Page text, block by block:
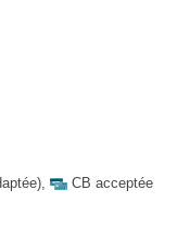
, CB acceptée